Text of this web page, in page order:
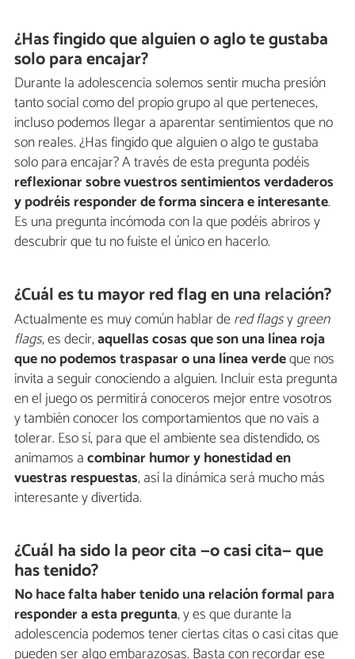
¿Has fingido que alguien o aglo te gustaba
solo para encajar?
Durante la adolescencia solemos sentir mucha presión
tanto social como del propio grupo al que perteneces,
incluso podemos llegar a aparentar sentimientos que no
son reales. ¿Has fingido que alguien o algo te gustaba
solo para encajar? A través de esta pregunta podéis
reflexionar sobre vuestros sentimientos verdaderos
y podréis responder de forma sincera e interesante.
Es una pregunta incómoda con la que podéis abriros y
descubrir que tu no fuiste el único en hacerlo.
¿Cuál es tu mayor red flag en una relación?
Actualmente es muy común hablar dered flagsygreen
flags, es decir,aquellas cosas que son una línea roja
que no podemos traspasar o una línea verdeque nos
invita a seguir conociendo a alguien. Incluir esta pregunta
en el juego os permitirá conoceros mejor entre vosotros
y también conocer los comportamientos que no vais a
tolerar. Eso sí, para que el ambiente sea distendido, os
animamos acombinar humor y honestidad en
vuestras respuestas, así la dinámica será mucho más
interesante y divertida.
¿Cuál ha sido la peor cita —o casi cita— que
has tenido?
No hace falta haber tenido una relación formal para
responder a esta pregunta, y es que durante la
adolescencia podemos tener ciertas citas o casi citas que